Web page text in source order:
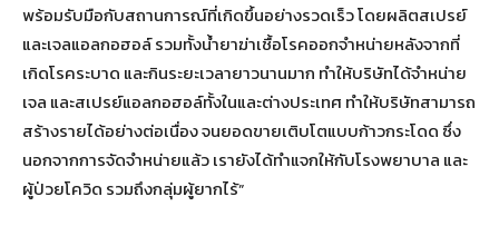
พร้อมรับมือกับสถานการณ์ที่เกิดขึ้นอย่างรวดเร็ว โดยผลิตสเปรย์
และเจลแอลกอฮอล์ รวมทั้งน้ำยาฆ่าเชื้อโรคออกจำหน่ายหลังจากที่
เกิดโรคระบาด และกินระยะเวลายาวนานมาก ทำให้บริษัทได้จำหน่าย
เจล และสเปรย์แอลกอฮอล์ทั้งในและต่างประเทศ ทำให้บริษัทสามารถ
สร้างรายได้อย่างต่อเนื่อง จนยอดขายเติบโตแบบก้าวกระโดด ซึ่ง
นอกจากการจัดจำหน่ายแล้ว เรายังได้ทำแจกให้กับโรงพยาบาล และ
ผู้ป่วยโควิด รวมถึงกลุ่มผู้ยากไร้”